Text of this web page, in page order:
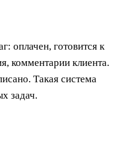
оплачен, готовится к
комментарии клиента.
Такая система
задач.